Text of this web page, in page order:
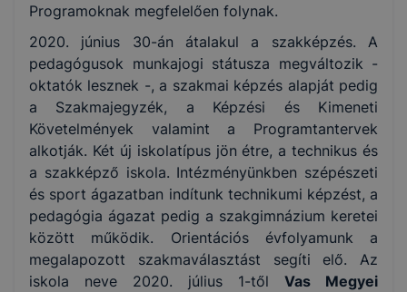
Programoknak megfelelően folynak.
2020. június 30-án átalakul a szakképzés. A
pedagógusok munkajogi státusza megváltozik -
oktatók lesznek -, a szakmai képzés alapját pedig
a Szakmajegyzék, a Képzési és Kimeneti
Követelmények valamint a Programtantervek
alkotják. Két új iskolatípus jön étre, a technikus és
a szakképző iskola. Intézményünkben szépészeti
és sport ágazatban indítunk technikumi képzést, a
pedagógia ágazat pedig a szakgimnázium keretei
között működik. Orientációs évfolyamunk a
megalapozott szakmaválasztást segíti elő. Az
iskola neve 2020. július 1-től Vas Megyei